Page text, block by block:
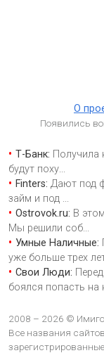
О
Появились
Т-Банк: Получила
будут поху...
Finters: Дают под
займ и под ...
Ostrovok.ru: В
Мы решили соб...
Умные Наличные:
уже больше трех
Свои Люди:
боялся попасть на
2008 – 2026 © Имиго
Все названия